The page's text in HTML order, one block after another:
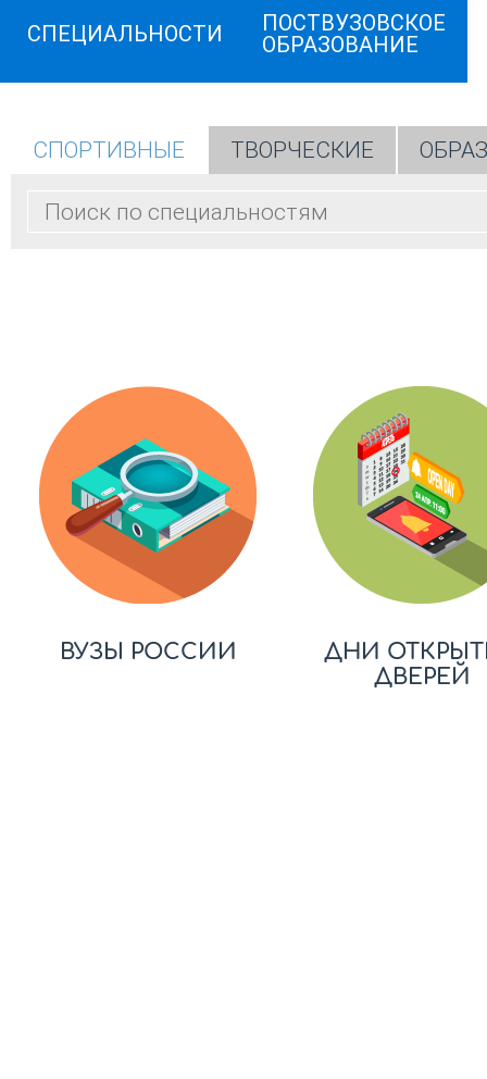
СПЕЦИАЛЬНОСТИ
ПОСТВУЗОВСКОЕ
ОБРАЗОВАНИЕ
СПОРТИВНЫЕ ТВОРЧЕСКИЕ
ВУЗЫ РОССИИ
ДНИ
ДВЕРЕЙ